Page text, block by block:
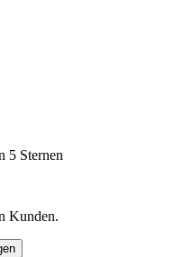
5 Sternen
Kunden.